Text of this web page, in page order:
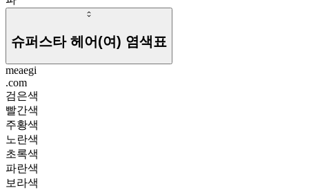
슈퍼스타 헤어(여) 염색표
meaegi
.com
검은색
빨간색
주황색
노란색
초록색
파란색
보라색